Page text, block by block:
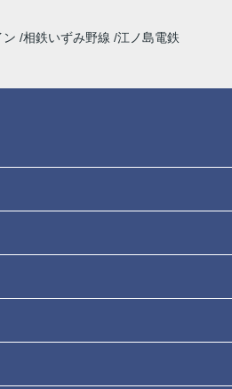
ン 相鉄いずみ野線 江ノ島電鉄